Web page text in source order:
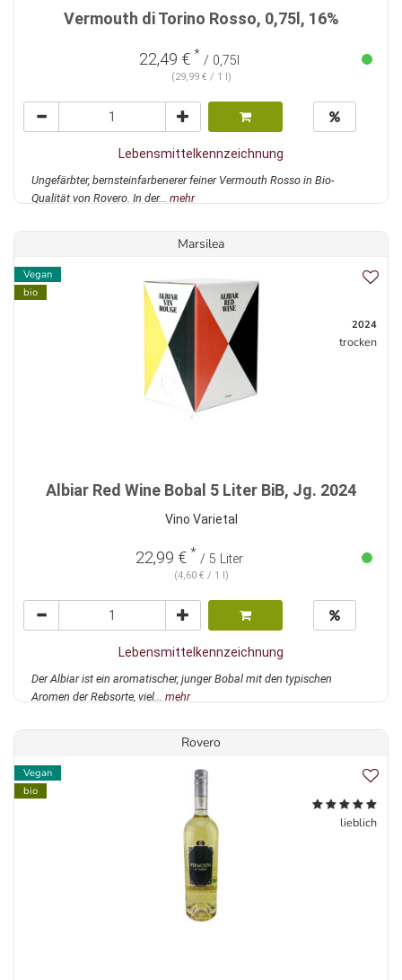
Vermouth di Torino Rosso, 0,75l, 16%
22,49 € * / 0,75l
(29,99 € / 1 l)
Lebensmittelkennzeichnung
Ungefärbter, bernsteinfarbenerer feiner Vermouth Rosso in Bio-
Qualität von Rovero. In der... mehr
Marsilea
Vegan
bio
2024
trocken
Albiar Red Wine Bobal 5 Liter BiB, Jg. 2024
Vino Varietal
22,99 € * / 5 Liter
(4,60 € / 1 l)
Lebensmittelkennzeichnung
Der Albiar ist ein aromatischer, junger Bobal mit den typischen
Aromen der Rebsorte, viel... mehr
Rovero
Vegan
bio
lieblich